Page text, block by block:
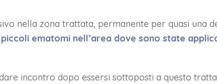
nella zona trattata, permanente per quasi una
ematomi nell’area dove sono state
incontro dopo essersi sottoposti a questo